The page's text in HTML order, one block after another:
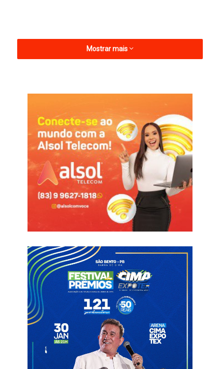
inscritos no certame, e as escolas do município de Brejo do
Cruz não tem condições de receber todos os candidatos.
Veja maisAQUI
Informações com Assessoria
Brejo do Cuz Catolé e São Bento
Concurso
Mostrar mais